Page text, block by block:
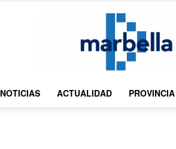
NOTICIAS ACTUALIDAD PROVINCIA